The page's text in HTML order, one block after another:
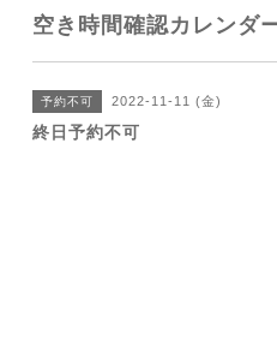
空き時間確認カレン
予約不可 2022-11-11 (金)
終日予約不可